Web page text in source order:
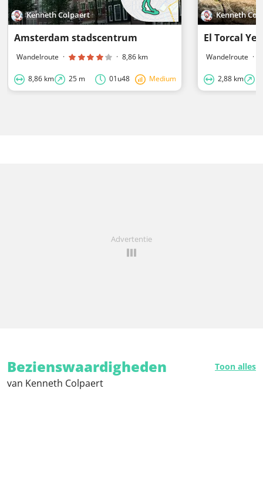
Kenneth Colpaert
Amsterdam stadscentrum
Wandelroute · · 8,86 km
8,86 km 25 m 01u48 Medium
Kenneth
El Torcal
Wandelroute ·
2,88 km
Advertentie
Bezienswaardigheden Toon alles
van Kenneth Colpaert